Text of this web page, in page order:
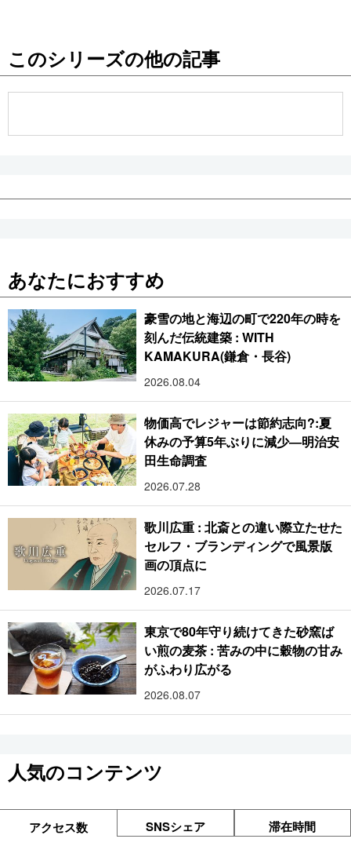
お知らせ
公式SNS
このシリーズの他の記事
あなたにおすすめ
豪雪の地と海辺の町で220年の時を
刻んだ伝統建築 : WITH
KAMAKURA(鎌倉・長谷)
2026.08.04
物価高でレジャーは節約志向?:夏
休みの予算5年ぶりに減少―明治安
田生命調査
2026.07.28
歌川広重 : 北斎との違い際立たせた
セルフ・ブランディングで風景版
画の頂点に
2026.07.17
東京で80年守り続けてきた砂窯ば
い煎の麦茶 : 苦みの中に穀物の甘み
がふわり広がる
2026.08.07
人気のコンテンツ
アクセス数 SNSシェア 滞在時間